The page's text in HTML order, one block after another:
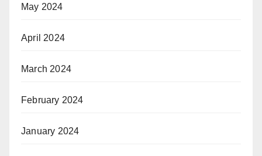
May 2024
April 2024
March 2024
February 2024
January 2024